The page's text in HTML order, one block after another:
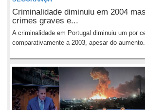
Criminalidade diminuiu em 2004
crimes graves e...
A criminalidade em Portugal diminuiu um por
comparativamente a 2003, apesar do